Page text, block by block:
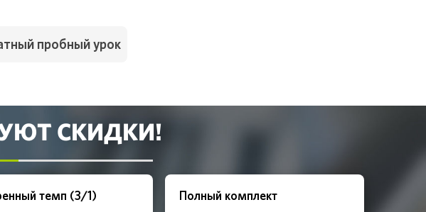
пробный урок
СКИДКИ!
темп (3/1)
Полный комплект